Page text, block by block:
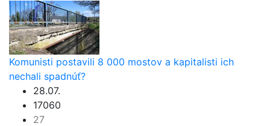
Komunisti postavili 8 000 mostov a kapitalisti ich
nechali spadnúť?
28.07.
17060
27